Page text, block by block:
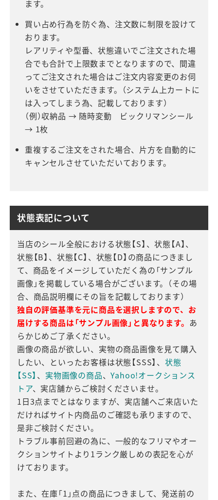
ます。
買い占め行為を防ぐ為、注文数に制限を設けて
おります。
レアリティや型番、状態違いでご注文された場
合でも合計で上限数までとなりますので、間違
ってご注文された場合はご注文内容変更のお伺
いをさせていただきます。（システム上カートに
は入ってしまう為、記載しております）
（例）収納品 → 随時変動 ビックリマンシール
→ 1枚
重複するご注文をされた場合、片方を自動的に
キャンセルさせていただいております。
状態表記について
当店のシール全般における状態【S】、状態【A】、
状態【B】、状態【C】、状態【D】の商品につきまし
て、商品をイメージしていただく為の「サンプル
画像」を掲載している場合がございます。（その場
合、商品説明欄にその旨を記載しております）
独自の評価基準を元に商品を選択しますので、お
届けする商品は「サンプル画像」と異なります。 あ
らかじめご了承ください。
画像の商品が欲しい、実物の商品画像を見て購入
したい、といったお客様は状態【SSS】、 状態
【SS】 、 実物画像の商品、Yahoo!オークションス
トア、実店舗からご検討くださいませ。
1日3点までとはなりますが、実店舗へご来店いた
だければサイト内商品のご確認も承りますので、
是非ご検討ください。
トラブル事前回避の為に、一般的なフリマやオー
クションサイトより1ランク厳しめの表記を心が
けております。
また、在庫「1」点の商品につきまして、発送前の